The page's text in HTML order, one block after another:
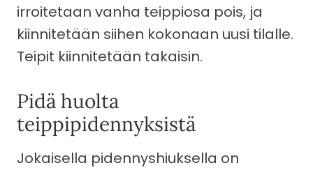
irroitetaan vanha teippiosa pois, ja
kiinnitetään siihen kokonaan uusi tilalle.
Teipit kiinnitetään takaisin.
Pidä huolta
teippipidennyksistä
Jokaisella pidennyshiuksella on